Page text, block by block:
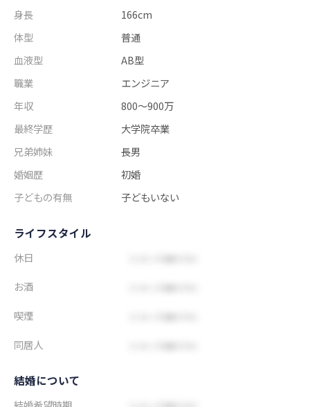
身長
166cm
体型
普通
血液型
AB型
職業
エンジニア
年収
800～900万
最終学歴
大学院卒業
兄弟姉妹
長男
婚姻歴
初婚
子どもの有無
子どもいない
ライフスタイル
休日
お酒
喫煙
同居人
結婚について